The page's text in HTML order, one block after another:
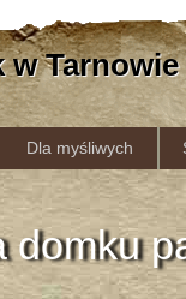
w Tarnowie
Dla myśliwych
domku